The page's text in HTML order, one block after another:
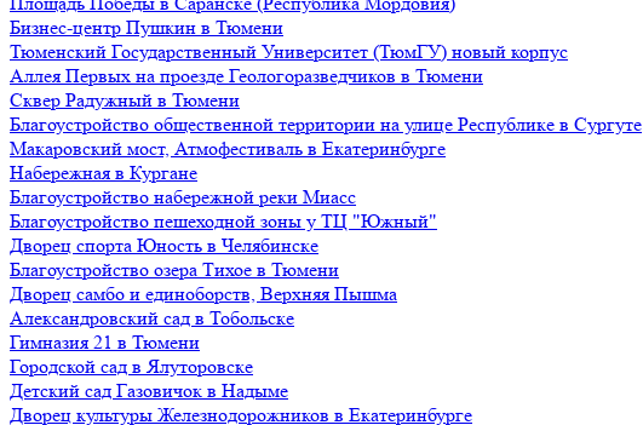
Бизнес-центр Пушкин в Тюмени
Тюменский Государственный Университет (ТюмГУ) новый корпус
Аллея Первых на проезде Геологоразведчиков в Тюмени
Сквер Радужный в Тюмени
Благоустройство общественной территории на улице Республике в Сургуте
Макаровский мост, Атмофестиваль в Екатеринбурге
Набережная в Кургане
Благоустройство набережной реки Миасс
Благоустройство пешеходной зоны у ТЦ "Южный"
Дворец спорта Юность в Челябинске
Благоустройство озера Тихое в Тюмени
Дворец самбо и единоборств, Верхняя Пышма
Александровский сад в Тобольске
Гимназия 21 в Тюмени
Городской сад в Ялуторовске
Детский сад Газовичок в Надыме
Дворец культуры Железнодорожников в Екатеринбурге